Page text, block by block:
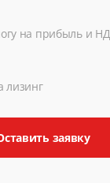
на прибыль и
лизинг
заявку